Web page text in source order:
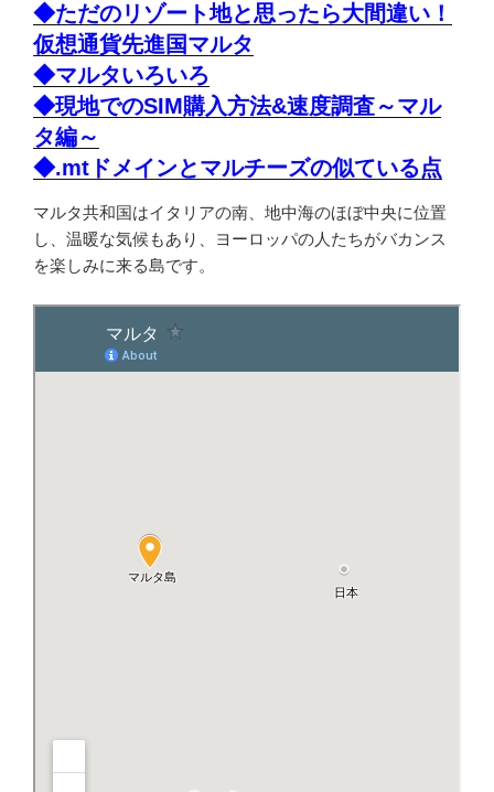
◆ただのリゾート地と思ったら大間違い！
仮想通貨先進国マルタ
◆マルタいろいろ
◆現地でのSIM購入方法&速度調査～マル
タ編～
◆.mtドメインとマルチーズの似ている点
マルタ共和国はイタリアの南、地中海のほぼ中央に位置
し、温暖な気候もあり、ヨーロッパの人たちがバカンス
を楽しみに来る島です。